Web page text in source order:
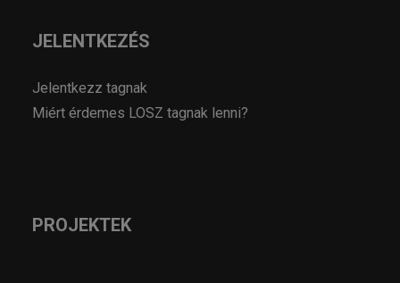
JELENTKEZÉS
Jelentkezz tagnak
Miért érdemes LOSZ tagnak lenni?
PROJEKTEK